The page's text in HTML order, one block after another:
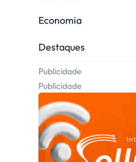
Economia
Destaques
Publicidade
Publicidade